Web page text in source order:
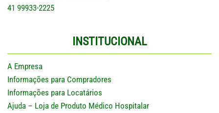
41 99933-2225
INSTITUCIONAL
A Empresa
Informações para Compradores
Informações para Locatários
Ajuda – Loja de Produto Médico Hospitalar